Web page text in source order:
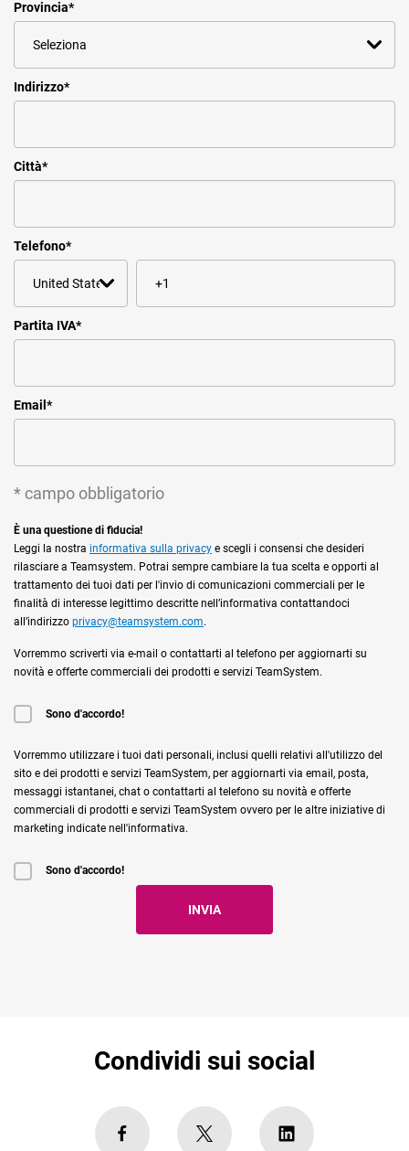
Provincia*
Indirizzo*
Città*
Telefono*
Partita IVA*
Email *
* campo obbligatorio
È una questione di fiducia!
Leggi la nostra informativa sulla privacy e scegli i consensi che desideri
rilasciare a Teamsystem. Potrai sempre cambiare la tua scelta e opporti al
trattamento dei tuoi dati per l'invio di comunicazioni commerciali per le
finalità di interesse legittimo descritte nell’informativa contattandoci
all’indirizzo privacy@teamsystem.com.
Vorremmo scriverti via e-mail o contattarti al telefono per aggiornarti su
novità e offerte commerciali dei prodotti e servizi TeamSystem.
Sono d'accordo!
Vorremmo utilizzare i tuoi dati personali, inclusi quelli relativi all'utilizzo del
sito e dei prodotti e servizi TeamSystem, per aggiornarti via email, posta,
messaggi istantanei, chat o contattarti al telefono su novità e offerte
commerciali di prodotti e servizi TeamSystem ovvero per le altre iniziative di
marketing indicate nell'informativa.
Sono d'accordo!
Condividi sui social